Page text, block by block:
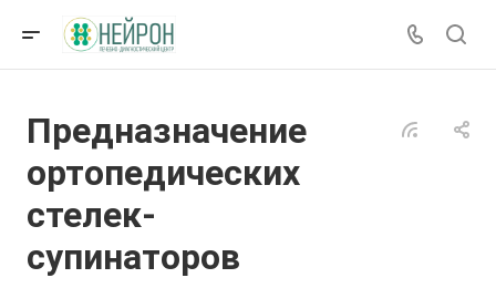
Предназначение
ортопедических
стелек-
супинаторов